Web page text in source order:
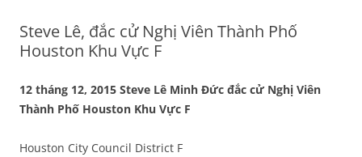
Steve Lê, đắc cử Nghị Viên Thành Phố
Houston Khu Vực F
12 tháng 12, 2015 Steve Lê Minh Đức đắc cử Nghị Viên
Thành Phố Houston Khu Vực F
Houston City Council District F